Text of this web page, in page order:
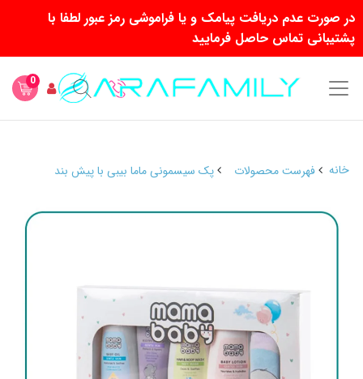
در صورت عدم دریافت پیامک و یا فراموشی رمز عبور لطفا با
پشتیبانی تماس حاصل فرمایید
0
خانه فهرست محصولات پک سیسمونی ماما بیبی با پیش بند